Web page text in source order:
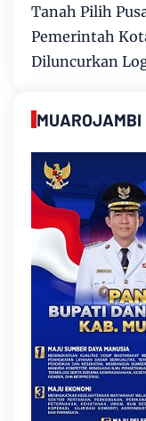
Tanah Pilih
Pemerintah
Diluncurkan
MUAROJAMBI